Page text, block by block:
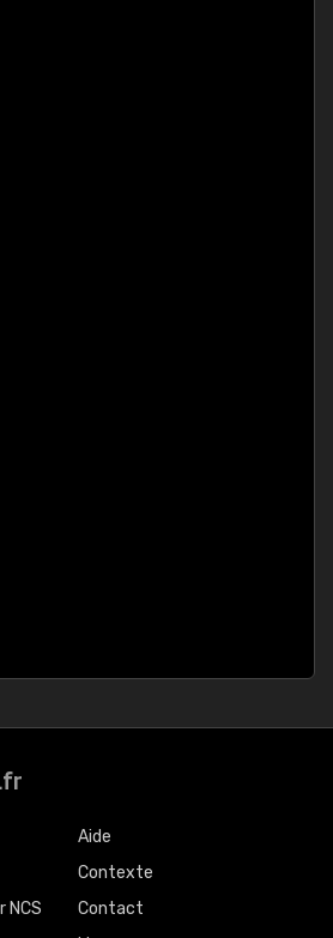
.fr
NCS
Aide
Contexte
Contact